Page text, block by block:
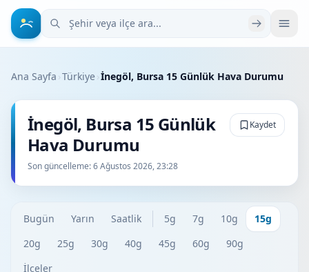
Şehir veya ilçe ara
Ana Sayfa ›Türkiye›İnegöl, Bursa 15 Günlük Hava Durumu
İnegöl, Bursa 15 Günlük
Hava Durumu
Son güncelleme:6 Ağustos 2026, 23:28
Kaydet
Bugün Yarın Saatlik 5g 7g 10g
15g
20g
25g 30g 40g 45g 60g
90g
İlçeler